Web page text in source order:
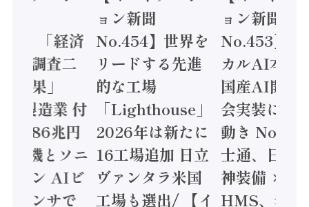
】「経済
態調査二
結果」
年製造業 付
額86兆円
電機とソニ
コン AIビ
センサで
ョン新聞
No.454】世界を
リードする先進
的な工場
「Lighthouse」
2026年は新たに
16工場追加 日立
ヴァンタラ米国
工場も選出/ 【イ
ョン新聞
No.453】フ
カルAI本格
国産AI開発
会実装に活
動き
士通、日立
神装備 ×
HMS、老舗